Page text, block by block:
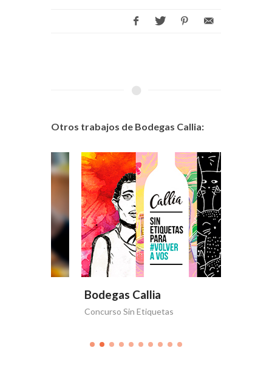
Otros trabajos de Bodegas Callia:
Bodegas Callia
Concurso Sin Etiquetas